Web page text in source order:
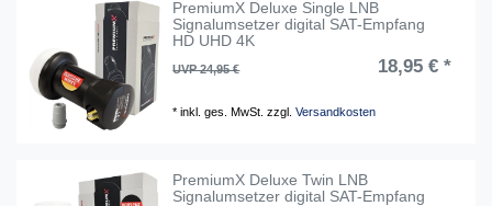
PremiumX Deluxe Single LNB
Signalumsetzer digital SAT-Empfang
HD UHD 4K
UVP 24,95 € 18,95 € *
*inkl. ges. MwSt. zzgl.Versandkosten
PremiumX Deluxe Twin LNB
Signalumsetzer digital SAT-Empfang